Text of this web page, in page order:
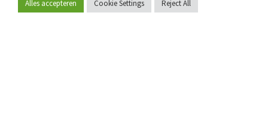
Word lid
Alles accepteren Cookie Settings Reject All